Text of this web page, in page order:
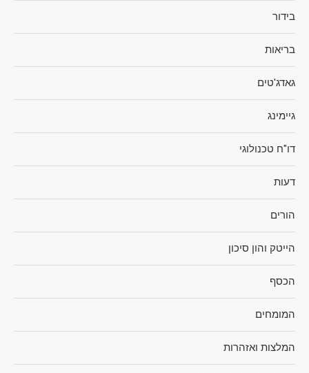
בידור
בריאות
גאדג'טים
גיימינג
דו"ח טכנולוגי
דעות
הורים
הייטק והון סיכון
הכסף
המומחים
המלצות ואזהרות